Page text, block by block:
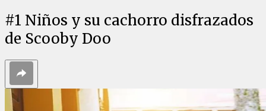
#1 Niños y su cachorro disfrazados
de Scooby Doo